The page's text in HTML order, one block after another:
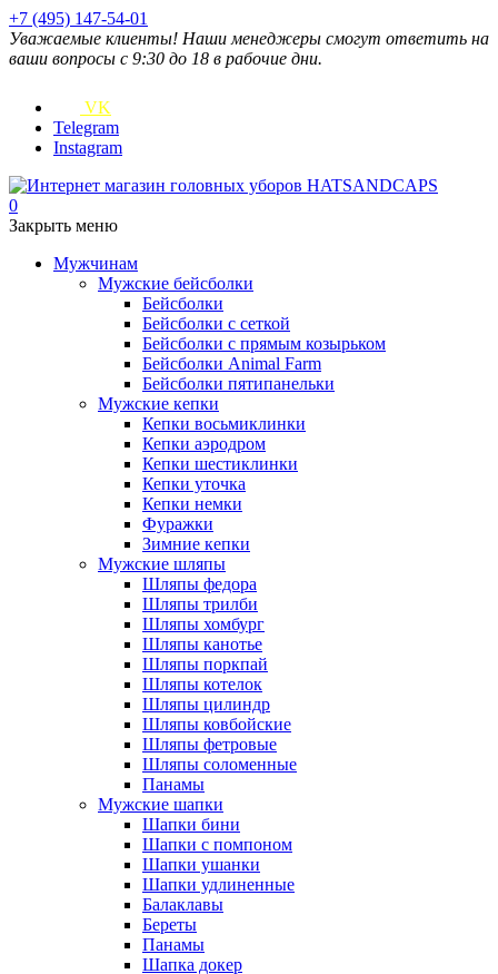
+7 (495) 147-54-01
Уважаемые клиенты! Наши менеджеры смогут ответить на
ваши вопросы с 9:30 до 18 в рабочие дни.
VK
Telegram
Instagram
0
Закрыть меню
Мужчинам
Мужские бейсболки
Бейсболки
Бейсболки с сеткой
Бейсболки с прямым козырьком
Бейсболки Animal Farm
Бейсболки пятипанельки
Мужские кепки
Кепки восьмиклинки
Кепки аэродром
Кепки шестиклинки
Кепки уточка
Кепки немки
Фуражки
Зимние кепки
Мужские шляпы
Шляпы федора
Шляпы трилби
Шляпы хомбург
Шляпы канотье
Шляпы поркпай
Шляпы котелок
Шляпы цилиндр
Шляпы ковбойские
Шляпы фетровые
Шляпы соломенные
Панамы
Мужские шапки
Шапки бини
Шапки с помпоном
Шапки ушанки
Шапки удлиненные
Балаклавы
Береты
Панамы
Шапка докер